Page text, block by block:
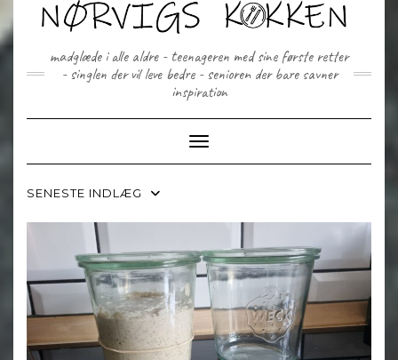
content
madglæde i alle aldre - teenageren med sine første retter
- singlen der vil leve bedre - senioren der bare savner
inspiration
Toggle Navigation
SENESTE INDLÆG